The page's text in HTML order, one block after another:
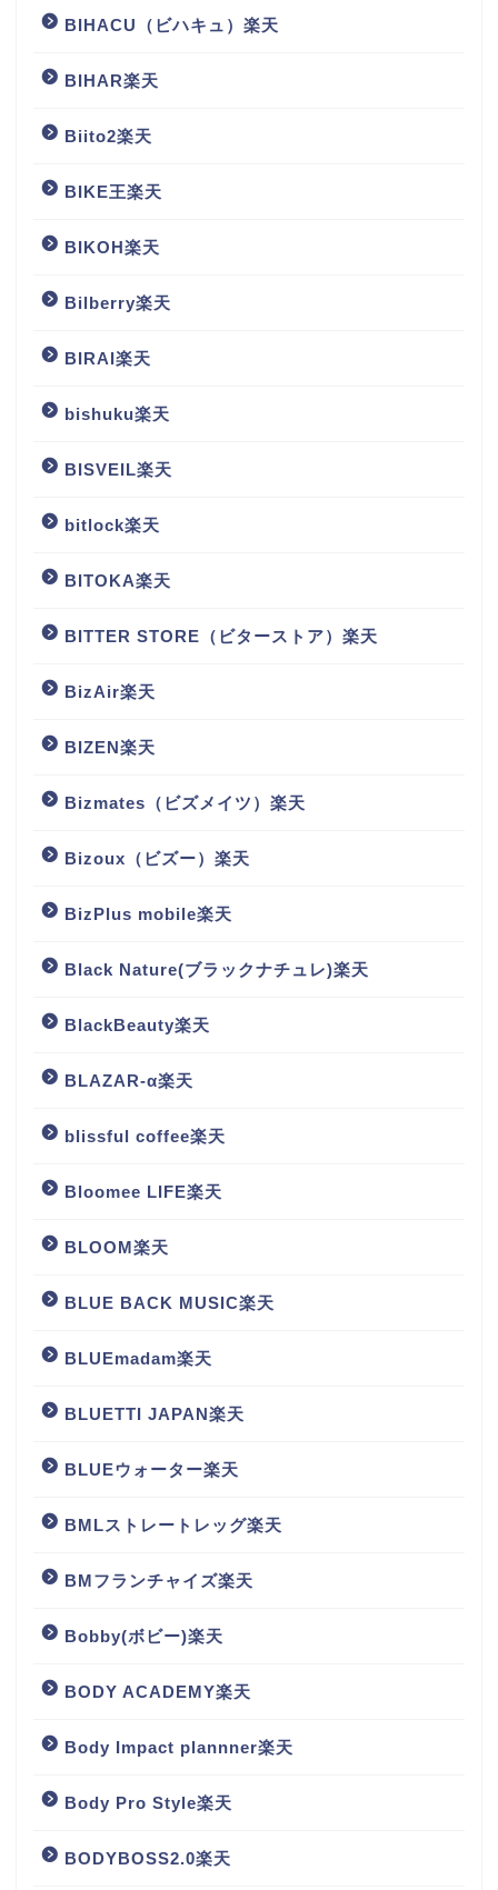
BIHACU（ビハキュ）楽天
BIHAR楽天
Biito2楽天
BIKE王楽天
BIKOH楽天
Bilberry楽天
BIRAI楽天
bishuku楽天
BISVEIL楽天
bitlock楽天
BITOKA楽天
BITTER STORE（ビターストア）楽天
BizAir楽天
BIZEN楽天
Bizmates（ビズメイツ）楽天
Bizoux（ビズー）楽天
BizPlus mobile楽天
Black Nature(ブラックナチュレ)楽天
BlackBeauty楽天
BLAZAR-α楽天
blissful coffee楽天
Bloomee LIFE楽天
BLOOM楽天
BLUE BACK MUSIC楽天
BLUEmadam楽天
BLUETTI JAPAN楽天
BLUEウォーター楽天
BMLストレートレッグ楽天
BMフランチャイズ楽天
Bobby(ボビー)楽天
BODY ACADEMY楽天
Body Impact plannner楽天
Body Pro Style楽天
BODYBOSS2.0楽天